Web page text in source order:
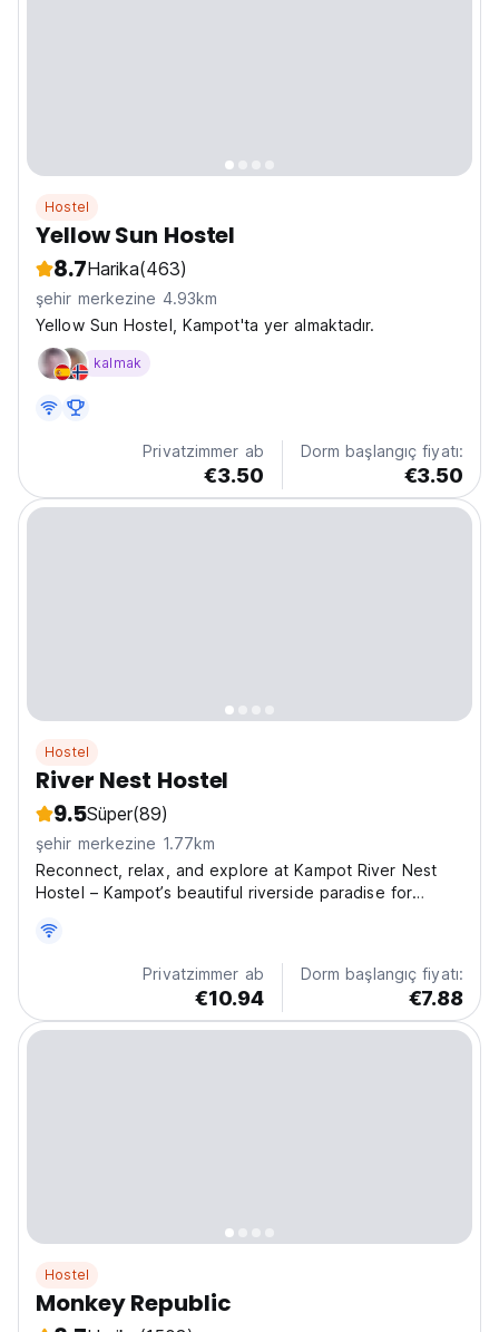
Hostel
Yellow Sun Hostel
8.7Harika(463)
şehir merkezine 4.93km
Yellow Sun Hostel, Kampot'ta yer almaktadır.
kalmak
Privatzimmer ab
€3.50
Dorm başlangıç fiyatı:
€3.50
Hostel
River Nest Hostel
9.5Süper(89)
şehir merkezine 1.77km
Reconnect, relax, and explore at Kampot River Nest
Hostel – Kampot’s beautiful riverside paradise for
comfortable private rooms, bungalows, a floating room
directly on the river, and a social 16-bed...
Privatzimmer ab
€10.94
Dorm başlangıç fiyatı:
€7.88
Hostel
Monkey Republic